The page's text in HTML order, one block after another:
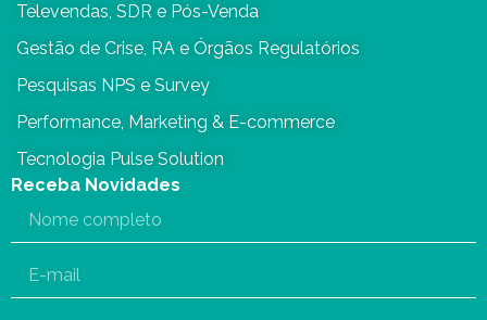
Televendas, SDR e Pós-Venda
Gestão de Crise, RA e Órgãos Regulatórios
Pesquisas NPS e Survey
Performance, Marketing & E-commerce
Tecnologia Pulse Solution
Receba Novidades